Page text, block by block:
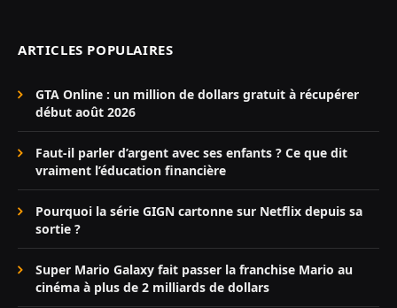
ARTICLES POPULAIRES
GTA Online : un million de dollars gratuit à récupérer
début août 2026
Faut-il parler d’argent avec ses enfants ? Ce que dit
vraiment l’éducation financière
Pourquoi la série GIGN cartonne sur Netflix depuis sa
sortie ?
Super Mario Galaxy fait passer la franchise Mario au
cinéma à plus de 2 milliards de dollars